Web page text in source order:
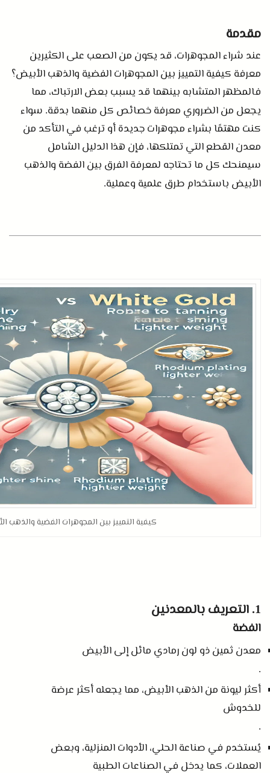
مقدمة
عند شراء المجوهرات، قد يكون من الصعب على الكثيرين
معرفة كيفية التمييز بين المجوهرات الفضية والذهب الأبيض؟
فالمظهر المتشابه بينهما قد يسبب بعض الارتباك، مما
يجعل من الضروري معرفة خصائص كل منهما بدقة. سواء
كنت مهتمًا بشراء مجوهرات جديدة أو ترغب في التأكد من
معدن القطع التي تمتلكها، فإن هذا الدليل الشامل
سيمنحك كل ما تحتاجه لمعرفة الفرق بين الفضة والذهب
الأبيض باستخدام طرق علمية وعملية.
كيفية التمييز بين المجوهرات الفضية والذهب
1. التعريف بالمعدنين
الفضة
معدن ثمين ذو لون رمادي مائل إلى الأبيض
.
أكثر ليونة من الذهب الأبيض، مما يجعله أكثر عرضة
للخدوش
.
يُستخدم في صناعة الحلي، الأدوات المنزلية، وبعض
العملات، كما يدخل في الصناعات الطبية